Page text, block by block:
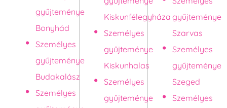
gyűjteménye
Bonyhád
Személyes
gyűjteménye
Budakalász
Személyes
Kiskunfélegyháza
Személyes
gyűjteménye
Kiskunhalas
Személyes
gyűjteménye
gyűjteménye
Szarvas
Személyes
gyűjteménye
Szeged
Személyes